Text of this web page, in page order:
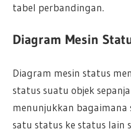
tabel perbandingan.
Diagram Mesin
Diagram mesin status
status suatu objek
menunjukkan
satu status ke status lain